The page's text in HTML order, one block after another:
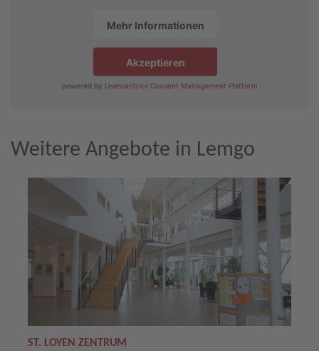
Mehr Informationen
Akzeptieren
powered by Usercentrics Consent Management Platform
Weitere Angebote in Lemgo
ST. LOYEN ZENTRUM